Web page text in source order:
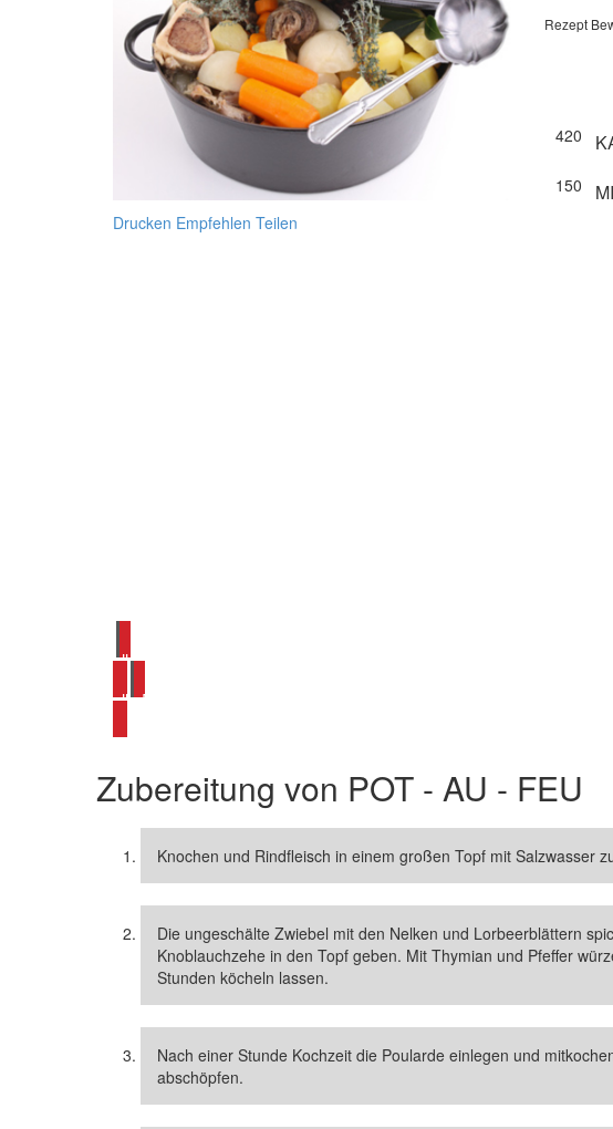
Drucken Empfehlen Teilen
Rezept
420
150
alle Französische Hauptgerichte ansehen
alle Rindfleisch Rezepte ansehen
Zubereitung von POT - AU - FEU
Knochen und Rindfleisch in einem großen Topf mit Salzwasser
Die ungeschälte Zwiebel mit den Nelken und Lorbeerblättern
Knoblauchzehe in den Topf geben. Mit Thymian und Pfeffer
Stunden köcheln lassen.
Nach einer Stunde Kochzeit die Poularde einlegen und
abschöpfen.